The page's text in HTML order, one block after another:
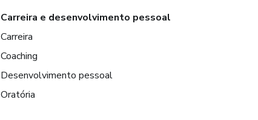
Carreira e desenvolvimento pessoal
Carreira
Coaching
Desenvolvimento pessoal
Oratória